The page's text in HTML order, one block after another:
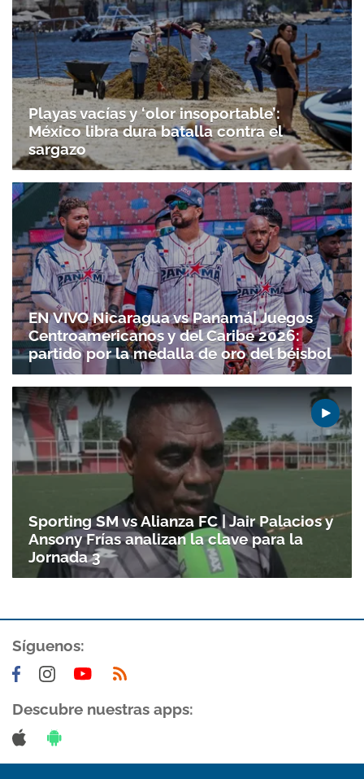
Gracias por suscribirte a nuestro boletín.
ACEPTAR
Playas vacías y ‘olor insoportable’:
México libra dura batalla contra el
sargazo
EN VIVO Nicaragua vs Panamá| Juegos
Centroamericanos y del Caribe 2026:
partido por la medalla de oro del béisbol
Sporting SM vs Alianza FC | Jair Palacios y
Ansony Frías analizan la clave para la
Jornada 3
Síguenos:
Descubre nuestras apps: